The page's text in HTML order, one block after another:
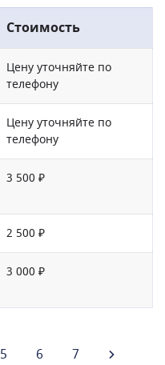
Стоимость
Цену уточняйте по
телефону
Цену уточняйте по
телефону
3 500 ₽
2 500 ₽
3 000 ₽
5 6 7